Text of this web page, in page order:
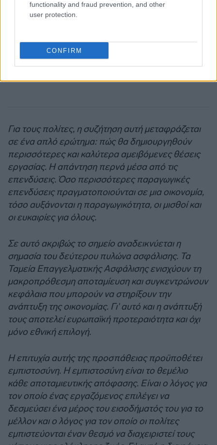
functionality and fraud prevention, and other
user protection.
CONFIRM
Για τους πολίτες, η συζήτηση αυτή μεταφράζεται
σε ένα απλό ερώτημα: πώς θα δημιουργηθούν
περισσότερες και καλύτερα αμειβόμενες θέσεις
εργασίας. Η απάντηση περνά μέσα από τις
επενδύσεις. Όσο περισσότερες παραγωγικές
επενδύσεις πραγματοποιούνται σε μια οικονομία,
τόσο αυξάνονται η παραγωγικότητα, οι μισθοί και
οι ευκαιρίες για όλους.
Σε αυτό ακριβώς το σημείο αναδεικνύεται η
σημασία του δεύτερου πυλώνα ασφάλισης. Τα
Ταμεία Επαγγελματικής Ασφάλισης ενισχύουν τη
μακροπρόθεσμη αποταμίευση και συγκεντρώνουν
κεφάλαια που μπορούν να στηρίξουν την
ανάπτυξη της οικονομίας. Γι' αυτό και η ανάπτυξή
τους αποτελεί ευρωπαϊκή προτεραιότητα και όχι
μόνο εθνική επιλογή.
Η επιτυχία αυτής της προσπάθειας προϋποθέτει
εμπιστοσύνη. Η εμπιστοσύνη είναι το θεμέλιο
κάθε αποταμιευτικής απόφασης. Είναι ο λόγος για
τον οποίο ένας εργαζόμενος επιλέγει να
δεσμεύσει ένα μέρος του εισοδήματός του για το
μέλλον και ο λόγος για τον οποίο οι πολίτες
εμπιστεύονται έναν θεσμό να διαχειριστεί τους